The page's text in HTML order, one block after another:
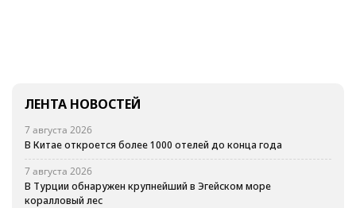
ЛЕНТА НОВОСТЕЙ
7 августа 2026
В Китае откроется более 1000 отелей до конца года
7 августа 2026
В Турции обнаружен крупнейший в Эгейском море
коралловый лес